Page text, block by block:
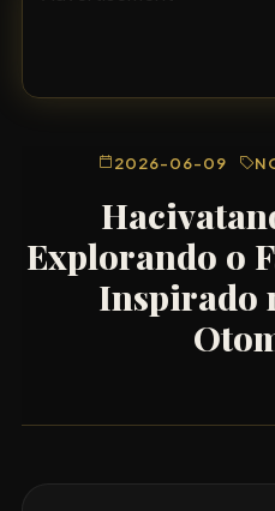
2026-06-09
Explorando o
Inspirado